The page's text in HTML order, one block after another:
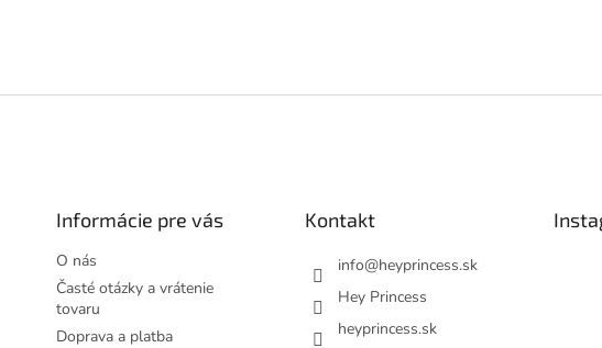
Informácie pre vás
O nás
Časté otázky a vrátenie
tovaru
Doprava a platba
Kontakt
info@heyprincess.sk
Hey Princess
heyprincess.sk